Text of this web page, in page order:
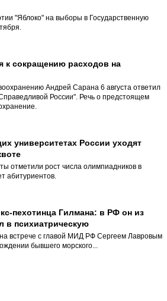
"Яблоко" на выборы в Государственную
к сокращению расходов на
Андрей Сарана 6 августа ответил
России". Речь о предстоящем
университетах России уходят
отметили рост числа олимпиадников в
абитуриентов.
пехотинца Гилмана: в РФ он из
в психиатрическую
встрече с главой МИД РФ Сергеем Лавровым
бывшего морского...